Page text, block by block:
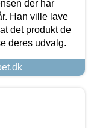
der har
Han ville lave
det produkt de
deres udvalg.